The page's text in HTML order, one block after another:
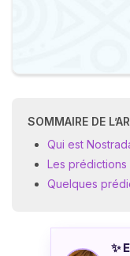
SOMMAIRE DE
Qui est
Les
Quelques
✨